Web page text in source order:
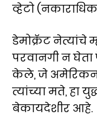
व्हेटो
डेमोक्रॅट नेत्यांचे
परवानगी न
केले, जे अमेरिकन
त्यांच्या मते, हा
बेकायदेशीर आहे.